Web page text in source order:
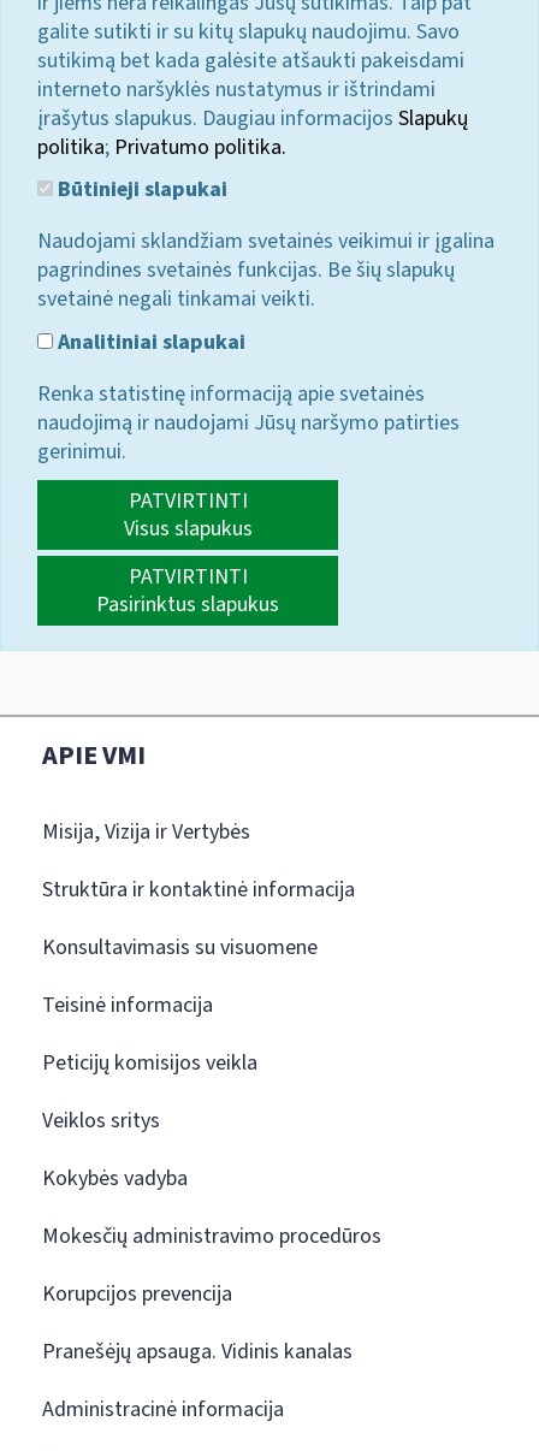
galite sutikti ir su kitų slapukų naudojimu. Savo
sutikimą bet kada galėsite atšaukti pakeisdami
interneto naršyklės nustatymus ir ištrindami
įrašytus slapukus. Daugiau informacijos Slapukų
politika; Privatumo politika.
Būtinieji slapukai
Naudojami sklandžiam svetainės veikimui ir įgalina
pagrindines svetainės funkcijas. Be šių slapukų
svetainė negali tinkamai veikti.
Analitiniai slapukai
Renka statistinę informaciją apie svetainės
naudojimą ir naudojami Jūsų naršymo patirties
gerinimui.
PATVIRTINTI
Visus slapukus
PATVIRTINTI
Pasirinktus slapukus
APIE VMI
Misija, Vizija ir Vertybės
Struktūra ir kontaktinė informacija
Konsultavimasis su visuomene
Teisinė informacija
Peticijų komisijos veikla
Veiklos sritys
Kokybės vadyba
Mokesčių administravimo procedūros
Korupcijos prevencija
Pranešėjų apsauga. Vidinis kanalas
Administracinė informacija